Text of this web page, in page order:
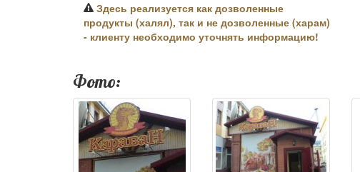
Здесь реализуется как дозволенные
продукты (халял), так и не дозволенные (харам)
- клиенту необходимо уточнять информацию!
Фото: